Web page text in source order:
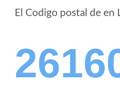
El Codigo postal de en